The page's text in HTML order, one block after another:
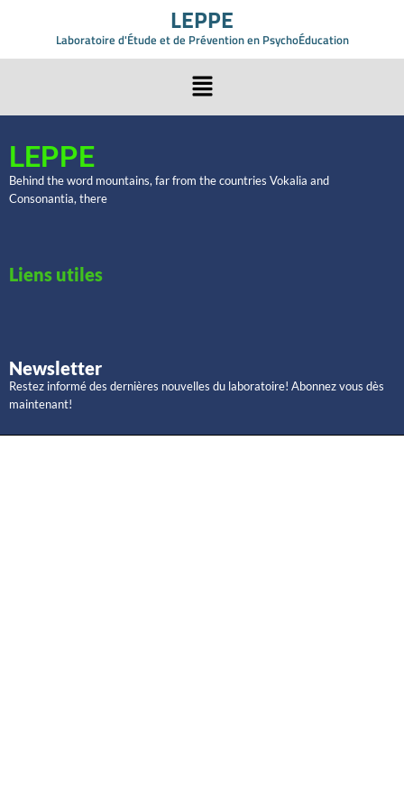
LEPPE
Laboratoire d'Étude et de Prévention en PsychoÉducation
LEPPE
Behind the word mountains, far from the countries Vokalia and
Consonantia, there
Liens utiles
Newsletter
Restez informé des dernières nouvelles du laboratoire! Abonnez vous dès
maintenant!